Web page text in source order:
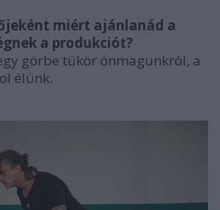
miért ajánlanád a
a produkciót?
görbe tükör önmagunkról, a
élünk.